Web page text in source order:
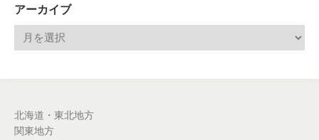
アーカイブ
北海道・東北地方
関東地方